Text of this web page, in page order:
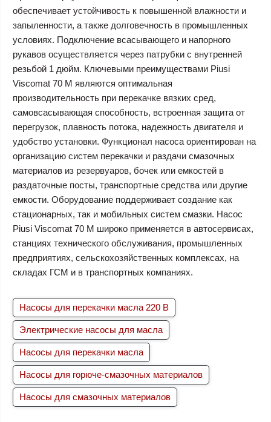
обеспечивает устойчивость к повышенной влажности и
запыленности, а также долговечность в промышленных
условиях. Подключение всасывающего и напорного
рукавов осуществляется через патрубки с внутренней
резьбой 1 дюйм. Ключевыми преимуществами Piusi
Viscomat 70 M являются оптимальная
производительность при перекачке вязких сред,
самовсасывающая способность, встроенная защита от
перегрузок, плавность потока, надежность двигателя и
удобство установки. Функционал насоса ориентирован на
организацию систем перекачки и раздачи смазочных
материалов из резервуаров, бочек или емкостей в
раздаточные посты, транспортные средства или другие
емкости. Оборудование поддерживает создание как
стационарных, так и мобильных систем смазки. Насос
Piusi Viscomat 70 M широко применяется в автосервисах,
станциях технического обслуживания, промышленных
предприятиях, сельскохозяйственных комплексах, на
складах ГСМ и в транспортных компаниях.
Насосы для перекачки масла 220 В
Электрические насосы для масла
Насосы для перекачки масла
Насосы для горюче-смазочных материалов
Насосы для смазочных материалов